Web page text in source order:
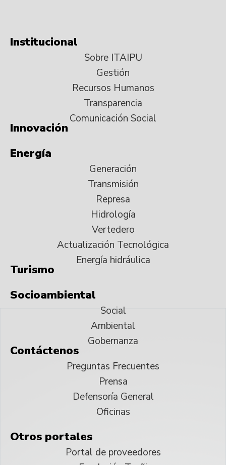
Institucional
Sobre ITAIPU
Gestión
Recursos Humanos
Transparencia
Comunicación Social
Innovación
Energía
Generación
Transmisión
Represa
Hidrología
Vertedero
Actualización Tecnológica
Energía hidráulica
Turismo
Socioambiental
Social
Ambiental
Gobernanza
Contáctenos
Preguntas Frecuentes
Prensa
Defensoría General
Oficinas
Otros portales
Portal de proveedores